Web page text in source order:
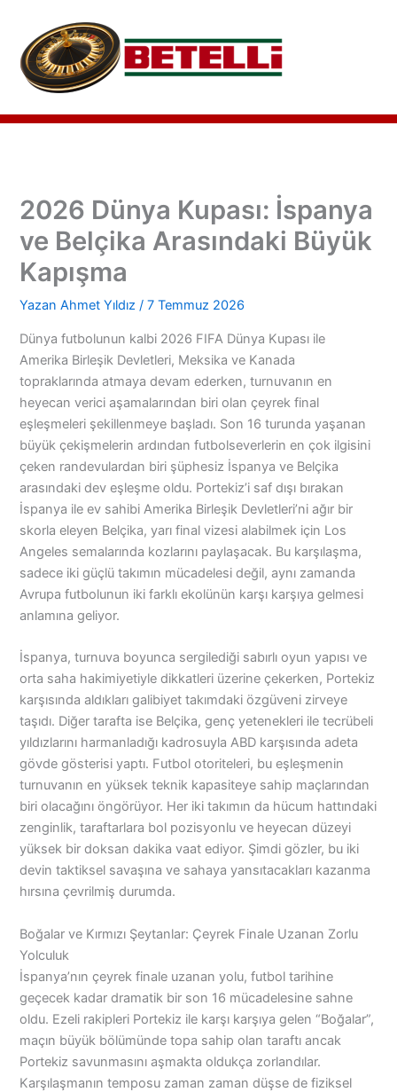
2026 Dünya Kupası: İspanya
ve Belçika Arasındaki Büyük
Kapışma
Yazan Ahmet Yıldız/7 Temmuz 2026
Dünya futbolunun kalbi 2026 FIFA Dünya Kupası ile
Amerika Birleşik Devletleri, Meksika ve Kanada
topraklarında atmaya devam ederken, turnuvanın en
heyecan verici aşamalarından biri olan çeyrek final
eşleşmeleri şekillenmeye başladı. Son 16 turunda yaşanan
büyük çekişmelerin ardından futbolseverlerin en çok ilgisini
çeken randevulardan biri şüphesiz İspanya ve Belçika
arasındaki dev eşleşme oldu. Portekiz’i saf dışı bırakan
İspanya ile ev sahibi Amerika Birleşik Devletleri’ni ağır bir
skorla eleyen Belçika, yarı final vizesi alabilmek için Los
Angeles semalarında kozlarını paylaşacak. Bu karşılaşma,
sadece iki güçlü takımın mücadelesi değil, aynı zamanda
Avrupa futbolunun iki farklı ekolünün karşı karşıya gelmesi
anlamına geliyor.
İspanya, turnuva boyunca sergilediği sabırlı oyun yapısı ve
orta saha hakimiyetiyle dikkatleri üzerine çekerken, Portekiz
karşısında aldıkları galibiyet takımdaki özgüveni zirveye
taşıdı. Diğer tarafta ise Belçika, genç yetenekleri ile tecrübeli
yıldızlarını harmanladığı kadrosuyla ABD karşısında adeta
gövde gösterisi yaptı. Futbol otoriteleri, bu eşleşmenin
turnuvanın en yüksek teknik kapasiteye sahip maçlarından
biri olacağını öngörüyor. Her iki takımın da hücum hattındaki
zenginlik, taraftarlara bol pozisyonlu ve heyecan düzeyi
yüksek bir doksan dakika vaat ediyor. Şimdi gözler, bu iki
devin taktiksel savaşına ve sahaya yansıtacakları kazanma
hırsına çevrilmiş durumda.
Boğalar ve Kırmızı Şeytanlar: Çeyrek Finale Uzanan Zorlu
Yolculuk
İspanya’nın çeyrek finale uzanan yolu, futbol tarihine
geçecek kadar dramatik bir son 16 mücadelesine sahne
oldu. Ezeli rakipleri Portekiz ile karşı karşıya gelen “Boğalar”,
maçın büyük bölümünde topa sahip olan taraftı ancak
Portekiz savunmasını aşmakta oldukça zorlandılar.
Karşılaşmanın temposu zaman zaman düşse de fiziksel